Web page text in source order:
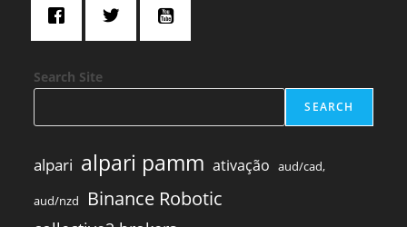
Search Site
SEARCH
alpari alpari pamm ativação aud/cad,
aud/nzd Binance Robotic